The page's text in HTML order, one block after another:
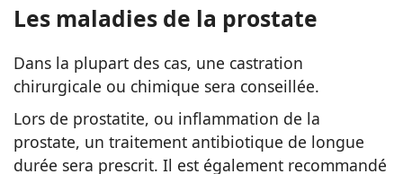
Les maladies de la prostate
Dans la plupart des cas, une castration
chirurgicale ou chimique sera conseillée.
Lors de prostatite, ou inflammation de la
prostate, un traitement antibiotique de longue
durée sera prescrit. Il est également recommandé